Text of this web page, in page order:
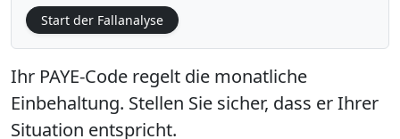
Start der Fallanalyse
Ihr PAYE-Code regelt die monatliche
Einbehaltung. Stellen Sie sicher, dass er Ihrer
Situation entspricht.